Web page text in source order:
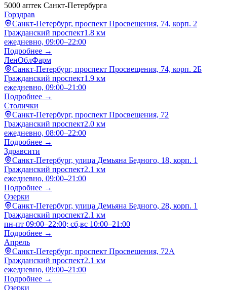
5000 аптек Санкт-Петербурга
Горздрав
Санкт-Петербург, проспект Просвещения, 74, корп. 2
Гражданский проспект1.8 км
ежедневно, 09:00–22:00
Подробнее →
ЛенОблФарм
Санкт-Петербург, проспект Просвещения, 74, корп. 2Б
Гражданский проспект1.9 км
ежедневно, 09:00–21:00
Подробнее →
Столички
Санкт-Петербург, проспект Просвещения, 72
Гражданский проспект2.0 км
ежедневно, 08:00–22:00
Подробнее →
Здравсити
Санкт-Петербург, улица Демьяна Бедного, 18, корп. 1
Гражданский проспект2.1 км
ежедневно, 09:00–21:00
Подробнее →
Озерки
Санкт-Петербург, улица Демьяна Бедного, 28, корп. 1
Гражданский проспект2.1 км
пн-пт 09:00–22:00; сб,вс 10:00–21:00
Подробнее →
Апрель
Санкт-Петербург, проспект Просвещения, 72А
Гражданский проспект2.1 км
ежедневно, 09:00–21:00
Подробнее →
Озерки